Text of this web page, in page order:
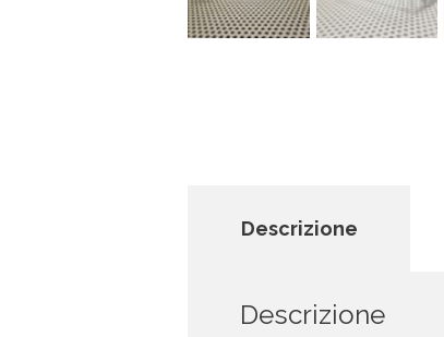
Descrizione
Descrizione